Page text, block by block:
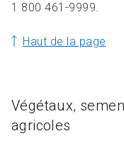
1 800 461-9999.
Haut de la page
Végétaux,
agricoles